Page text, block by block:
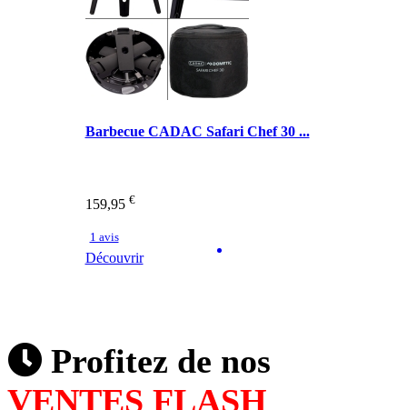
Barbecue CADAC Safari Chef 30 ...
159,95 €
1 avis
Découvrir
Profitez de nos
VENTES FLASH